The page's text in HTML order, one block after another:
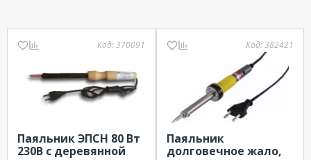
Код:370091
Паяльник ЭПСН 80 Вт
230В с деревянной
Код:382421
Паяльник
долговечное жало,